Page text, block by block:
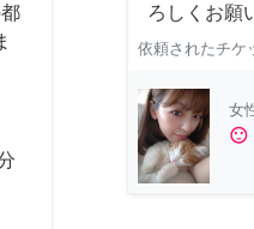
ろしくお願
依頼されたチケ
女
sentiment_satisfied